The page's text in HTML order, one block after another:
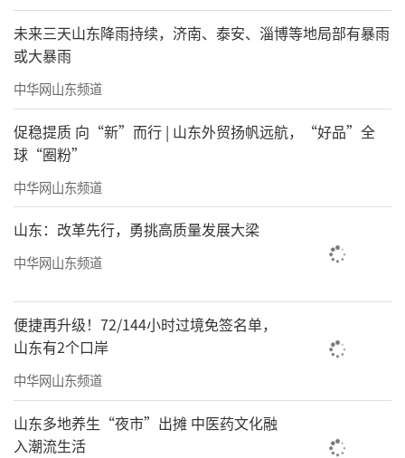
未来三天山东降雨持续，济南、泰安、淄博等地局部有暴雨
或大暴雨
中华网山东频道
促稳提质 向“新”而行 | 山东外贸扬帆远航，“好品”全
球“圈粉”
中华网山东频道
山东：改革先行，勇挑高质量发展大梁
中华网山东频道
便捷再升级！72/144小时过境免签名单，
山东有2个口岸
中华网山东频道
山东多地养生“夜市”出摊 中医药文化融
入潮流生活